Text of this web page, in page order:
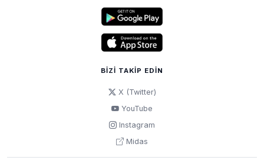
Halk Katılım Bankası A.Ş. Kuruluş İzni
Halk Katılım Bankası A.Ş. Kuruluş İzni
Katılım Bankası Kuruluşu Hakkında
BIZI TAKIP EDIN
X (Twitter)
YouTube
Instagram
Midas